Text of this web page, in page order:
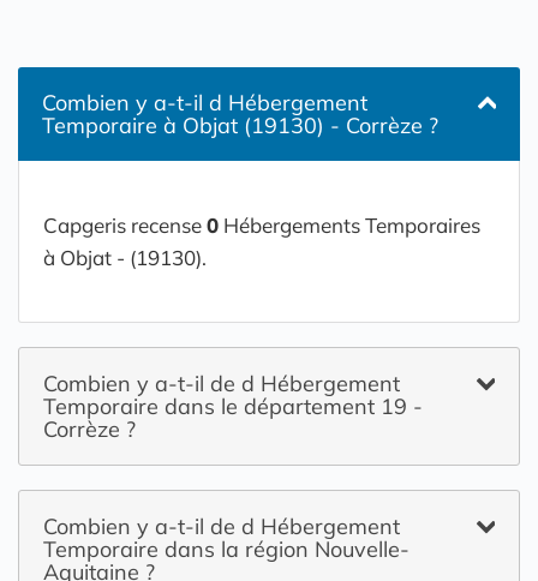
Combien y a-t-il d Hébergement
Temporaire à Objat (19130) - Corrèze ?
Capgeris recense0 Hébergements Temporaires
à Objat - (19130).
Combien y a-t-il de d Hébergement
Temporaire dans le département 19 -
Corrèze ?
Combien y a-t-il de d Hébergement
Temporaire dans la région Nouvelle-
Aquitaine ?